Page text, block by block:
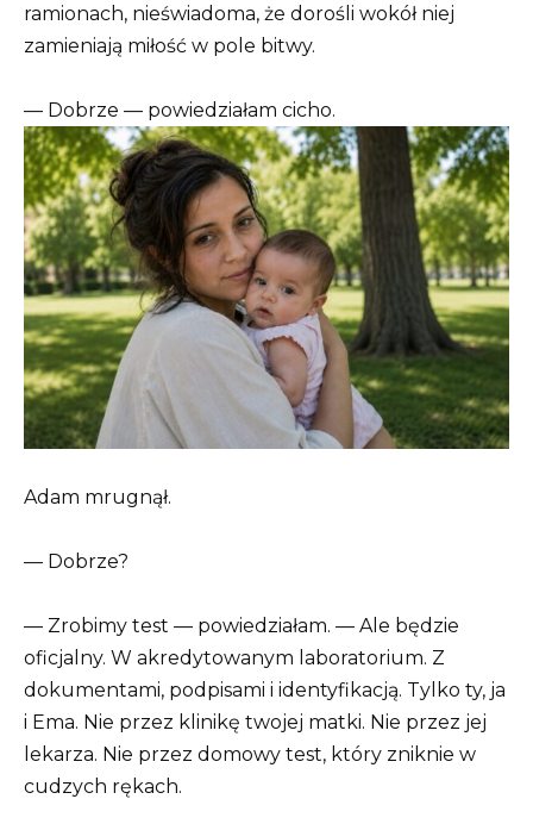
ramionach, nieświadoma, że dorośli wokół niej
zamieniają miłość w pole bitwy.
— Dobrze — powiedziałam cicho.
Adam mrugnął.
— Dobrze?
— Zrobimy test — powiedziałam. — Ale będzie
oficjalny. W akredytowanym laboratorium. Z
dokumentami, podpisami i identyfikacją. Tylko ty, ja
i Ema. Nie przez klinikę twojej matki. Nie przez jej
lekarza. Nie przez domowy test, który zniknie w
cudzych rękach.